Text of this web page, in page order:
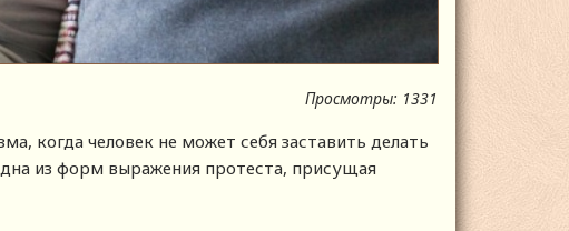
Просмотры: 1331
когда человек не может себя заставить делать
из форм выражения протеста, присущая